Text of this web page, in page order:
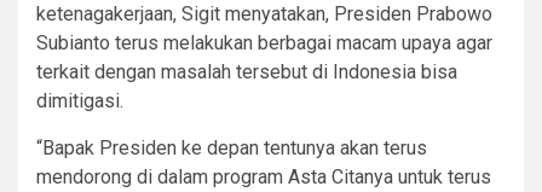
ketenagakerjaan, Sigit menyatakan, Presiden Prabowo
Subianto terus melakukan berbagai macam upaya agar
terkait dengan masalah tersebut di Indonesia bisa
dimitigasi.
“Bapak Presiden ke depan tentunya akan terus
mendorong di dalam program Asta Citanya untuk terus